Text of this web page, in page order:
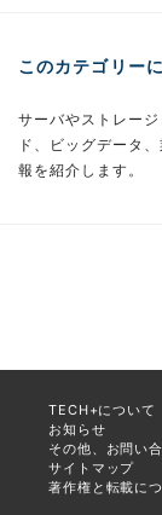
このカテゴリー
サーバやストレー
ド、ビッグデータ
報を紹介します。
TECH+について
お知らせ
その他、お問い
サイトマップ
著作権と転載に